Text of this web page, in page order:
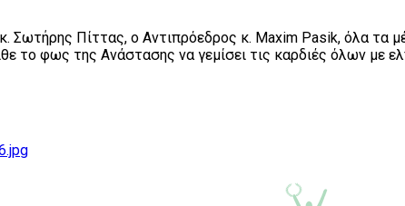
Σωτήρης Πίττας, ο Αντιπρόεδρος κ. Maxim Pasik, όλα τα
φως της Ανάστασης να γεμίσει τις καρδιές όλων με